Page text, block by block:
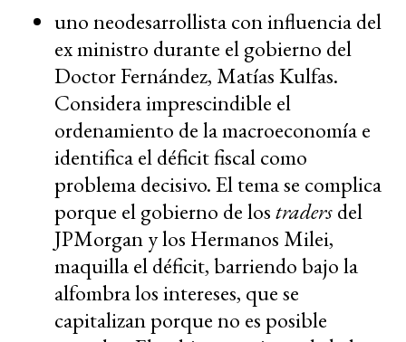
uno neodesarrollista con influencia del
ex ministro durante el gobierno del
Doctor Fernández, Matías Kulfas.
Considera imprescindible el
ordenamiento de la macroeconomía e
identifica el déficit fiscal como
problema decisivo. El tema se complica
porque el gobierno de lostradersdel
JPMorgan y los Hermanos Milei,
maquilla el déficit, barriendo bajo la
alfombra los intereses, que se
capitalizan porque no es posible